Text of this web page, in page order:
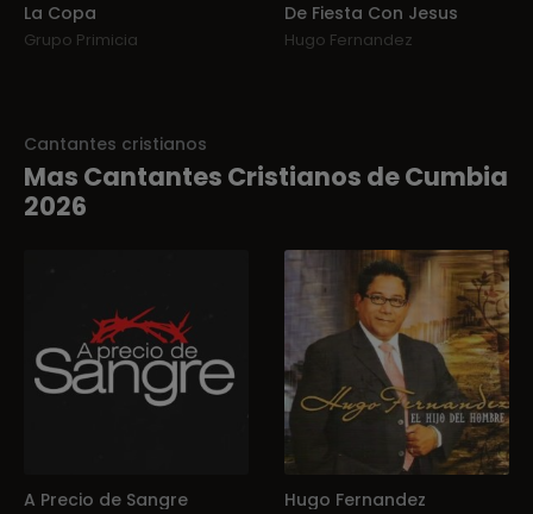
La Copa
Grupo Primicia
De Fiesta Con Jesus
Hugo Fernandez
Cantantes cristianos
Mas Cantantes Cristianos de Cumbia
2026
A Precio de Sangre Hugo Fernandez